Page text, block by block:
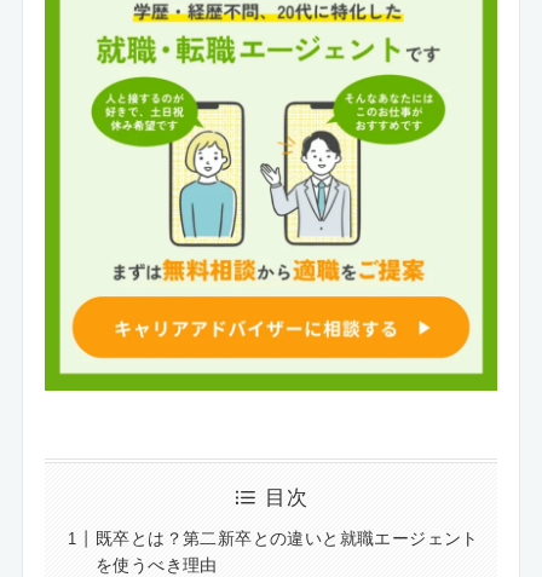
目次
既卒とは？第二新卒との違いと就職エージェント
を使うべき理由